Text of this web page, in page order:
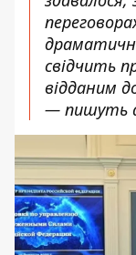
свідчить
відданим
— пишуть